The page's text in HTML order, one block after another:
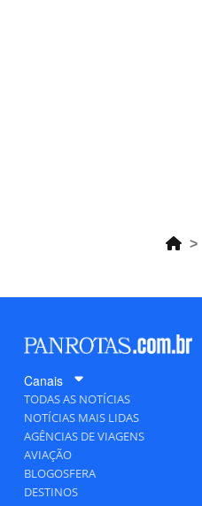
Canais
TODAS AS NOTÍCIAS
NOTÍCIAS MAIS LIDAS
AGÊNCIAS DE VIAGENS
AVIAÇÃO
BLOGOSFERA
DESTINOS